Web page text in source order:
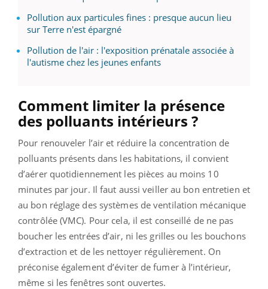
Pollution aux particules fines : presque aucun lieu
sur Terre n'est épargné
Pollution de l'air : l'exposition prénatale associée à
l'autisme chez les jeunes enfants
Comment limiter la présence
des polluants intérieurs ?
Pour renouveler l’air et réduire la concentration de
polluants présents dans les habitations, il convient
d’aérer quotidiennement les pièces au moins 10
minutes par jour. Il faut aussi veiller au bon entretien et
au bon réglage des systèmes de ventilation mécanique
contrôlée (VMC). Pour cela, il est conseillé de ne pas
boucher les entrées d’air, ni les grilles ou les bouchons
d’extraction et de les nettoyer régulièrement. On
préconise également d’éviter de fumer à l’intérieur,
même si les fenêtres sont ouvertes.